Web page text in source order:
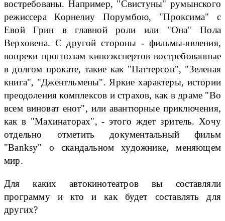
востребованы. Например, "Свистуны" румынского
режиссера Корнелиу Порумбою, "Проксима" с
Евой Грин в главной роли или "Она" Пола
Верховена. С другой стороны - фильмы-явления,
вопреки прогнозам киноэкспертов востребованные
в долгом прокате, такие как "Паттерсон", "Зеленая
книга", "Джентльмены". Яркие характеры, истории
преодоления комплексов и страхов, как в драме "Во
всем виноват енот", или авантюрные приключения,
как в "Махинаторах", - этого ждет зритель. Хочу
отдельно отметить документальный фильм
"Banksy" о скандальном художнике, меняющем
мир.
Для каких автокинотеатров вы составляли
программу и кто и как будет составлять для
других?